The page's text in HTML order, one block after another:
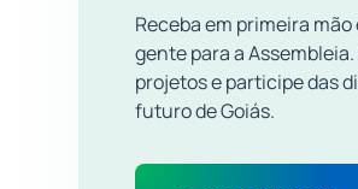
Receba em primeira
gente para a
projetos e participe das
futuro de Goiás.